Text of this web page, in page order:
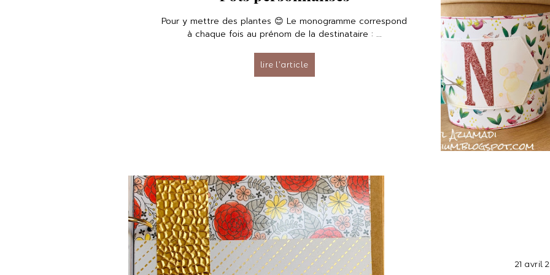
Pour y mettre des plantes 😊 Le monogramme correspond
à chaque fois au prénom de la destinataire : ...
lire l’article
21 avril